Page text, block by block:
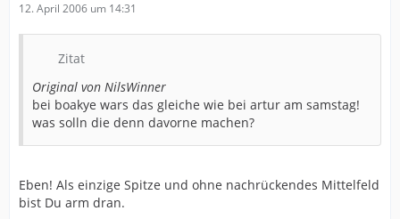
12. April 2006 um 14:31
Zitat
Original von NilsWinner
bei boakye wars das gleiche wie bei artur am samstag!
was solln die denn davorne machen?
Eben! Als einzige Spitze und ohne nachrückendes Mittelfeld
bist Du arm dran.